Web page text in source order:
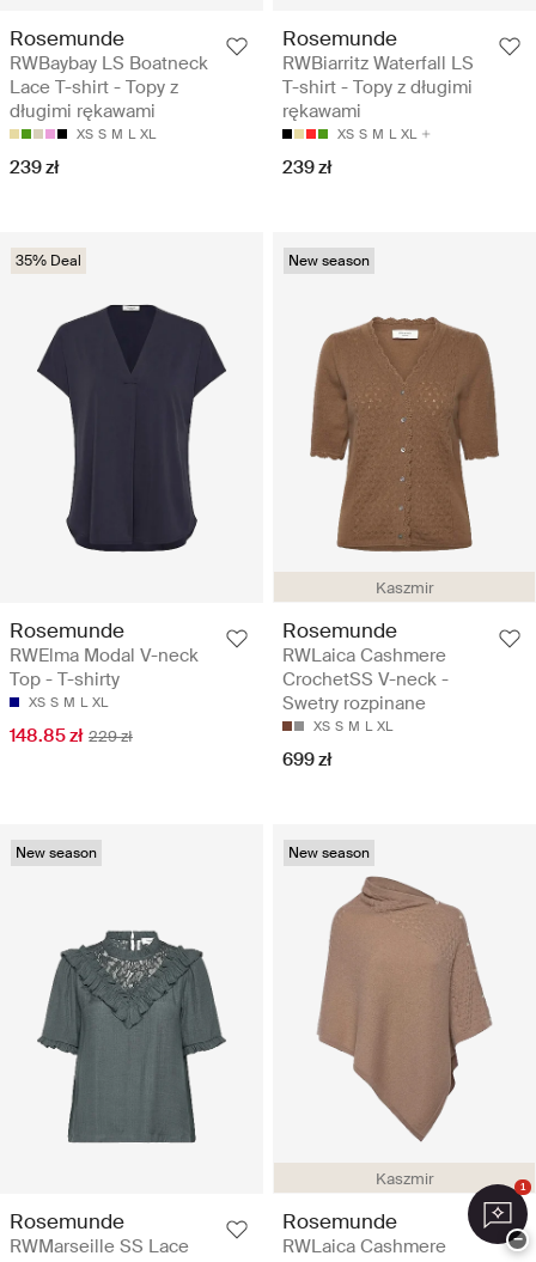
Rosemunde
RWBaybay LS Boatneck
Lace T-shirt - Topy z
długimi rękawami
XS S M L XL
239 zł
Rosemunde
RWBiarritz Waterfall LS
T-shirt - Topy z długimi
rękawami
XS S M L XL
239 zł
35% Deal
Rosemunde
RWElma Modal V-neck
Top - T-shirty
XS S M L XL
148.85 zł 229 zł
Kaszmir
New season
Rosemunde
RWLaica Cashmere
CrochetSS V-neck -
Swetry rozpinane
XS S M L XL
699 zł
New season
Rosemunde
RWMarseille SS Lace
Kaszmir
New season
Rosemunde
RWLaica Cashmere
1
−